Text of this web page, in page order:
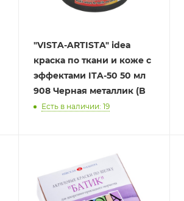
"VISTA-ARTISTA" idea
краска по ткани и коже с
эффектами ITA-50 50 мл
908 Черная металлик (B
Есть в наличии: 19